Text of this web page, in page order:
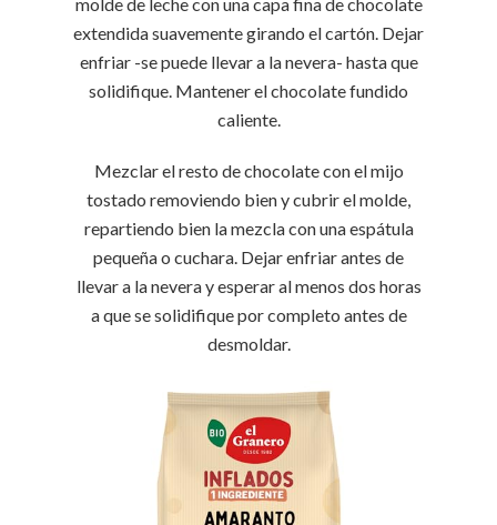
extendida suavemente girando el cartón. Dejar
enfriar -se puede llevar a la nevera- hasta que
solidifique. Mantener el chocolate fundido
caliente.
Mezclar el resto de chocolate con el mijo
tostado removiendo bien y cubrir el molde,
repartiendo bien la mezcla con una espátula
pequeña o cuchara. Dejar enfriar antes de
llevar a la nevera y esperar al menos dos horas
a que se solidifique por completo antes de
desmoldar.